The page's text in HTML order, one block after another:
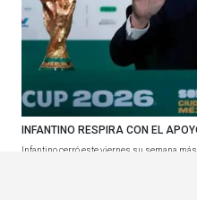
INFANTINO RESPIRA CON EL
Infantino cerró este viernes su semana